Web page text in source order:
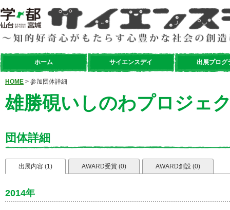
ホーム サイエンスデイ 出展プログ
HOME > 参加団体詳細
雄勝硯いしのわプロジェ
団体詳細
出展内容 (1) AWARD受賞 (0) AWARD創設 (0)
2014年